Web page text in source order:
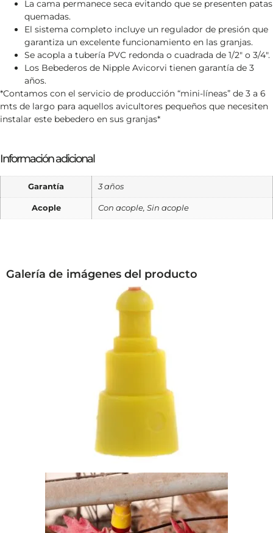
La cama permanece seca evitando que se presenten patas
quemadas.
El sistema completo incluye un regulador de presión que
garantiza un excelente funcionamiento en las granjas.
Se acopla a tubería PVC redonda o cuadrada de 1/2″ o 3/4″.
Los Bebederos de Nipple Avicorvi tienen garantía de 3
años.
*Contamos con el servicio de producción “mini-líneas” de 3 a 6
mts de largo para aquellos avicultores pequeños que necesiten
instalar este bebedero en sus granjas*
Información adicional
Garantía 3 años
Acople Con acople, Sin acople
Galería de imágenes del producto